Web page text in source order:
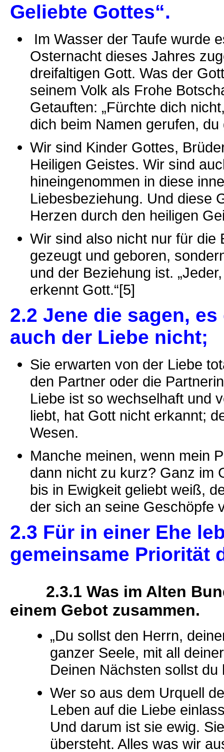
Geliebte Gottes“.
Im Wasser der Taufe wurde
Osternacht dieses Jahres
dreifaltigen Gott. Was der
seinem Volk als Frohe
Getauften: „Fürchte dich
dich beim Namen gerufen, du
Wir sind Kinder Gottes,
Heiligen Geistes. Wir sind
hineingenommen in diese
Liebesbeziehung. Und diese
Herzen durch den heiligen
Wir sind also nicht nur für die
gezeugt und geboren,
und der Beziehung ist.
erkennt Gott.“[5]
2.2 Jene die sagen,
auch der Liebe nicht;
Sie erwarten von der Liebe
den Partner oder die
Liebe ist so wechselhaft und
liebt, hat Gott nicht erkannt;
Wesen.
Manche meinen, wenn mein
dann nicht zu kurz? Ganz im
bis in Ewigkeit geliebt weiß,
der sich an seine Geschöpfe
2.3 Für in einer Ehe
gemeinsame Priorität
2.3.1 Was im Alten
einem Gebot zusammen.
„Du sollst den Herrn,
ganzer Seele, mit all
Deinen Nächsten sollst du
Wer so aus dem Urquell
Leben auf die Liebe
Und darum ist sie ewig.
übersteht. Alles was wir